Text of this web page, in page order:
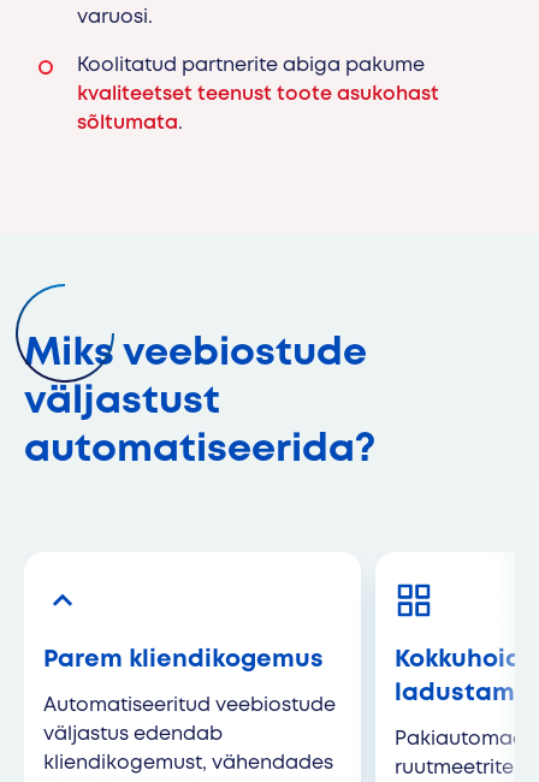
varuosi.
Koolitatud partnerite abiga pakume
kvaliteetset teenust toote asukohast
sõltumata.
Miks veebiostude
väljastust
automatiseerida?
Parem kliendikogemus
Automatiseeritud veebiostude
väljastus edendab
kliendikogemust, vähendades
Kokkuhoid
ruutmeetrite